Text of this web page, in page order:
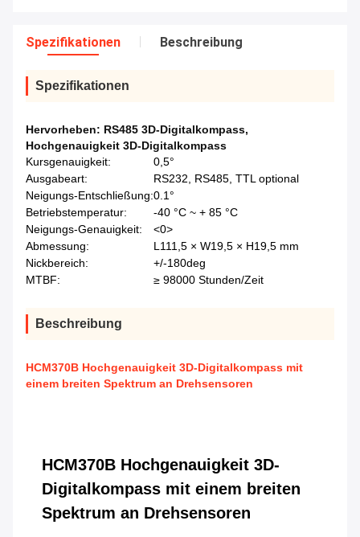
Spezifikationen Beschreibung
Spezifikationen
Hervorheben: RS485 3D-Digitalkompass,
Hochgenauigkeit 3D-Digitalkompass
Kursgenauigkeit:
0,5°
Ausgabeart:
RS232, RS485, TTL optional
Neigungs-Entschließung:0.1°
Betriebstemperatur:
-40 °C ~ + 85 °C
Neigungs-Genauigkeit:
<0>
Abmessung:
L111,5 × W19,5 × H19,5 mm
Nickbereich:
+/-180deg
MTBF:
≥ 98000 Stunden/Zeit
Beschreibung
HCM370B Hochgenauigkeit 3D-Digitalkompass mit
einem breiten Spektrum an Drehsensoren
HCM370B Hochgenauigkeit 3D-
Digitalkompass mit einem breiten
Spektrum an Drehsensoren